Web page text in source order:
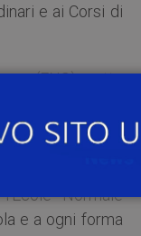
e ai Corsi di
(ENS) mette
e ad alunni del
degli allievi
Normale
e a ogni forma